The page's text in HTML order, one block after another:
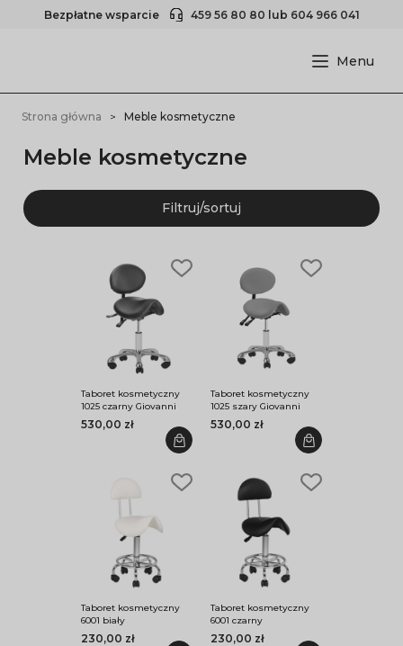
Bezpłatne wsparcie 459 56 80 80 lub 604 966 041
Strona główna Meble kosmetyczne
Meble kosmetyczne
Filtruj/sortuj
Taboret kosmetyczny
1025 czarny Giovanni
530,00 zł
Taboret kosmetyczny
1025 szary Giovanni
530,00 zł
Taboret kosmetyczny
6001 biały
230,00 zł
Taboret kosmetyczny
6001 czarny
230,00 zł